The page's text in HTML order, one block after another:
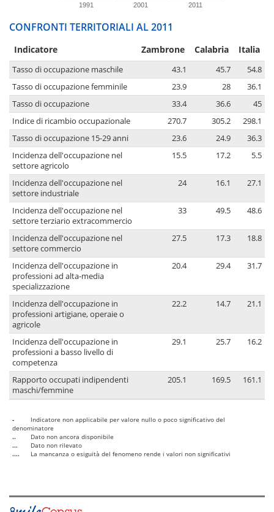
1991 2001 2011
CONFRONTI TERRITORIALI AL 2011
Indicatore Zambrone Calabria Italia
Tasso di occupazione maschile 43.1 45.7
54.8
Tasso di occupazione femminile
23.9 28
36.1
Tasso di occupazione
33.4 36.6
45
Indice di ricambio occupazionale
270.7 305.2
298.1
Tasso di occupazione 15-29 anni
23.6 24.9
36.3
Incidenza dell'occupazione nel
settore agricolo
15.5 17.2 5.5
Incidenza dell'occupazione nel
settore industriale
24 16.1 27.1
Incidenza dell'occupazione nel
settore terziario extracommercio
33 49.5 48.6
Incidenza dell'occupazione nel
settore commercio
27.5 17.3 18.8
Incidenza dell'occupazione in
professioni ad alta-media
specializzazione
20.4 29.4 31.7
Incidenza dell'occupazione in
professioni artigiane, operaie o
agricole
22.2 14.7 21.1
Incidenza dell'occupazione in
professioni a basso livello di
competenza
29.1 25.7 16.2
Rapporto occupati indipendenti
maschi/femmine
205.1 169.5 161.1
-
Indicatore non applicabile per valore nullo o poco significativo del
denominatore
..
Dato non ancora disponibile
...
Dato non rilevato
....
La mancanza o esiguità del fenomeno rende i valori non significativi